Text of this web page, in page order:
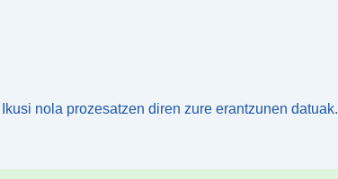
Ikusi nola prozesatzen diren zure erantzunen datuak.